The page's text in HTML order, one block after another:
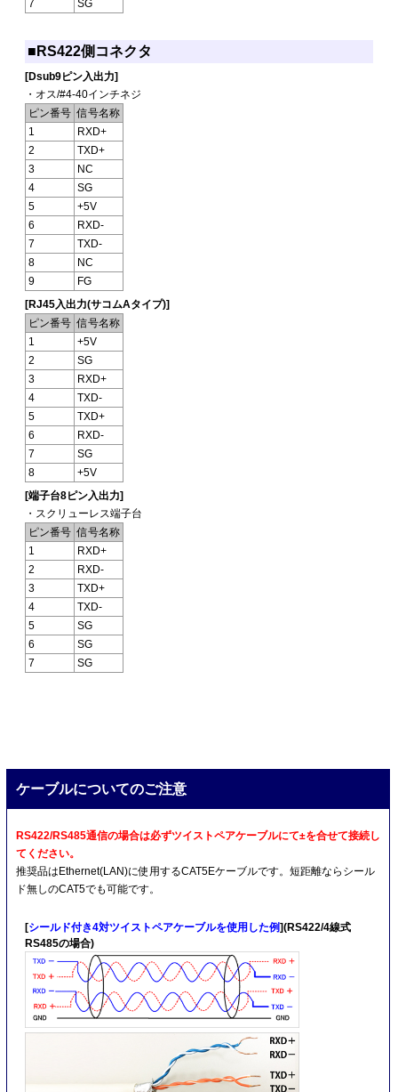
7 SG
■RS422側コネクタ
[Dsub9ピン入出力]
・オス/#4-40インチネジ
ピン番号 信号名称
1
RXD+
2
TXD+
3
NC
4
SG
5
+5V
6
RXD-
7
TXD-
8
NC
9
FG
[RJ45入出力(サコムAタイプ)]
ピン番号 信号名称
1
+5V
2
SG
3
RXD+
4
TXD-
5
TXD+
6
RXD-
7
SG
8
+5V
[端子台8ピン入出力]
・スクリューレス端子台
ピン番号 信号名称
1
RXD+
2
RXD-
3
TXD+
4
TXD-
5
SG
6
SG
7
SG
ケーブルについてのご注意
RS422/RS485通信の場合は必ずツイストペアケーブルにて±を合せて接続し
てください。
推奨品はEthernet(LAN)に使用するCAT5Eケーブルです。短距離ならシール
ド無しのCAT5でも可能です。
[シールド付き4対ツイストペアケーブルを使用した例](RS422/4線式
RS485の場合)